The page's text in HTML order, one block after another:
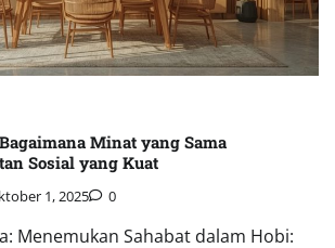
Minat yang Sama
Sosial yang Kuat
1, 2025 0
Menemukan Sahabat dalam Hobi: